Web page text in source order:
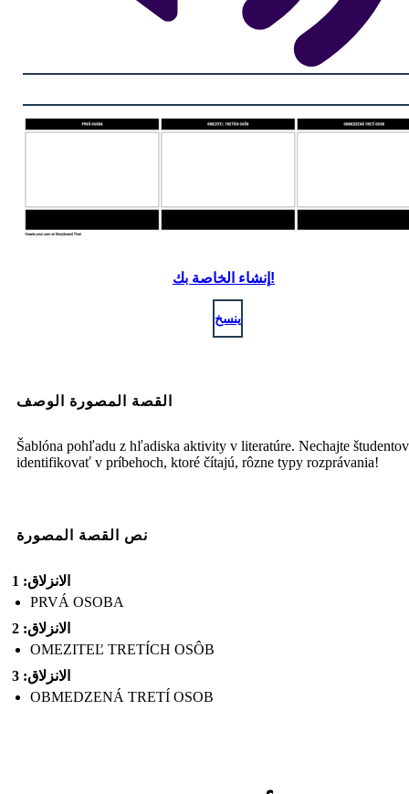
إنشاء الخاصة بك!
ينسخ
القصة المصورة الوصف
Šablóna pohľadu z hľadiska aktivity v literatúre. Nechajte študentov
identifikovať v príbehoch, ktoré čítajú, rôzne typy rozprávania!
نص القصة المصورة
الانزلاق: 1
PRVÁ OSOBA
الانزلاق: 2
OMEZITEĽ TRETÍCH OSÔB
الانزلاق: 3
OBMEDZENÁ TRETÍ OSOB